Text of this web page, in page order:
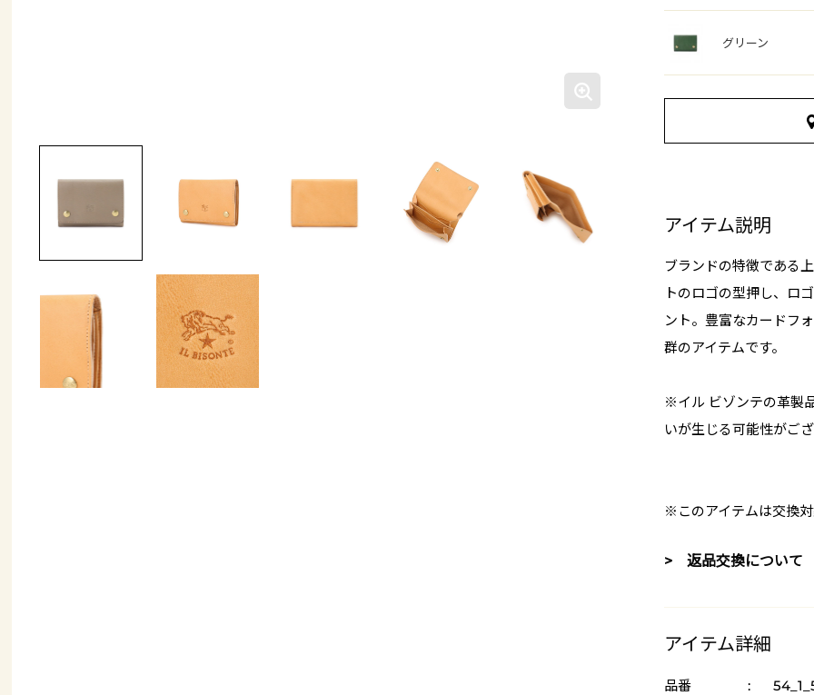
グリーン
アイテム説明
ブランドの特徴である
トのロゴの型押し、ロ
ント。豊富なカードフ
群のアイテムです。
※イル ビゾンテの革製
いが生じる可能性がご
※このアイテムは交換
> 返品交換について
アイテム詳細
品番 :